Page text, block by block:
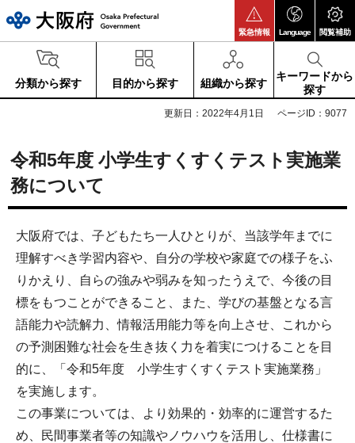
緊急情報 Language 閲覧補助
分類から探す 目的から探す 組織から探す
キーワードから
探す
更新日：2022年4月1日 ページID：9077
令和5年度 小学生すくすくテスト実施業
務について
大阪府では、子どもたち一人ひとりが、当該学年までに
理解すべき学習内容や、自分の学校や家庭での様子をふ
りかえり、自らの強みや弱みを知ったうえで、今後の目
標をもつことができること、また、学びの基盤となる言
語能力や読解力、情報活用能力等を向上させ、これから
の予測困難な社会を生き抜く力を着実につけることを目
的に、「令和5年度 小学生すくすくテスト実施業務」
を実施します。
この事業については、より効果的・効率的に運営するた
め、民間事業者等の知識やノウハウを活用し、仕様書に